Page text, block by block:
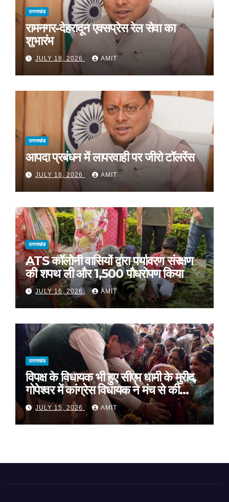
उत्तराखंड
रामनगर-देहरादून एक्सप्रेस रेल सेवा का
शुभारंभ
JULY 18, 2026 AMIT
उत्तराखंड
आपदा प्रबंधन में लापरवाही पर जीरो टॉलरेंस
JULY 18, 2026 AMIT
उत्तराखंड
ATS कॉलोनी वासियों द्वारा पर्यावरण संरक्षण
की शपथ ली और 1,500 पौधरोपण किया
JULY 16, 2026 AMIT
उत्तराखंड
विपक्ष के विधायक भी हुए सीएम धामी के मुरीद,
गोपेश्वर में कांग्रेस विधायक ने मंच से की
खुलकर तारीफ*
JULY 15, 2026 AMIT